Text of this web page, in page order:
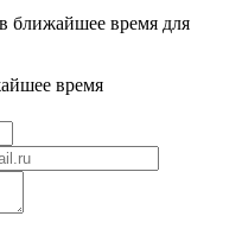
ближайшее время для
время